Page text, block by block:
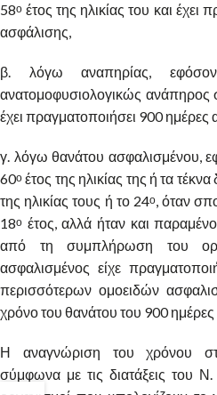
58ο έτος της ηλικίας του και
ασφάλισης,
β. λόγω αναπηρίας,
ανατομοφυσιολογικώς
έχει πραγματοποιήσει 900 ημέρες
γ. λόγω θανάτου ασφαλισμένου,
60ο έτος της ηλικίας της ή τα
της ηλικίας τους ή το 24ο, όταν
18ο έτος, αλλά ήταν και
από τη συμπλήρωση του
ασφαλισμένος είχε
περισσότερων ομοειδών
χρόνο του θανάτου του 900
Η αναγνώριση του χρόνου
σύμφωνα με τις διατάξεις του